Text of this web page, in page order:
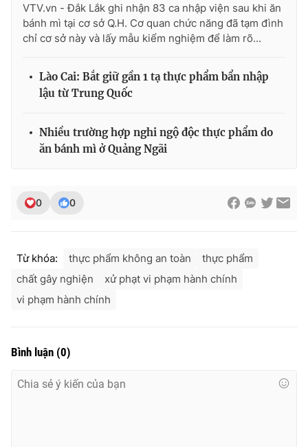
VTV.vn - Đắk Lắk ghi nhận 83 ca nhập viện sau khi ăn
bánh mì tại cơ sở Q.H. Cơ quan chức năng đã tạm đình
chỉ cơ sở này và lấy mẫu kiểm nghiệm để làm rõ...
Lào Cai: Bắt giữ gần 1 tạ thực phẩm bẩn nhập
lậu từ Trung Quốc
Nhiều trường hợp nghi ngộ độc thực phẩm do
ăn bánh mì ở Quảng Ngãi
0 0
Từ khóa: thực phẩm không an toàn
thực phẩm
chất gây nghiện
xử phạt vi phạm hành chính
vi phạm hành chính
Bình luận (0)